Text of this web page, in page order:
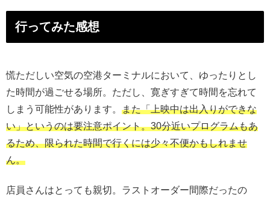
行ってみた感想
慌ただしい空気の空港ターミナルにおいて、ゆったりとし
た時間が過ごせる場所。ただし、寛ぎすぎて時間を忘れて
しまう可能性があります。 また「上映中は出入りができな
い」というのは要注意ポイント。30分近いプログラムもあ
るため、限られた時間で行くには少々不便かもしれませ
ん。
店員さんはとっても親切。ラストオーダー間際だったの